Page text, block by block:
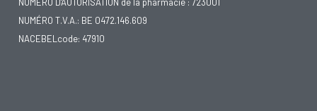
NUMÉRO D'AUTORISATION de la pharmacie : 723001
NUMÉRO T.V.A.: BE 0472.146.609
NACEBELcode: 47910